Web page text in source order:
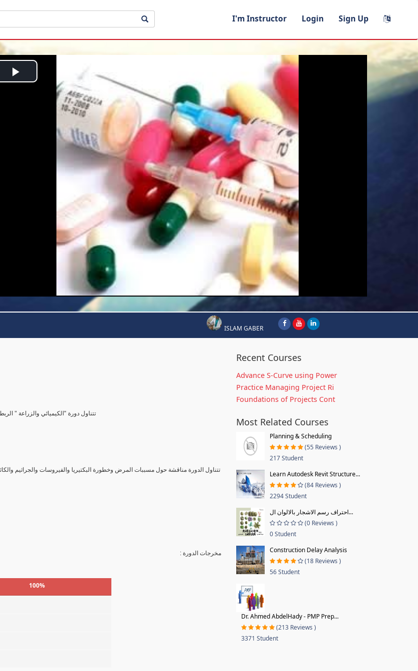
I'm Instructor Login Sign Up
Play
ISLAM GABER
تتناول دورة "الكيميائي والزراعة "
تتناول الدورة مناقشة حول مسببات المرض وخطورة البكتيريا والفيروسات والجراثيم
مخرجات الدورة :
100%
Recent Courses
Advance S-Curve using Power
Practice Managing Project Ri
Foundations of Projects Cont
Most Related Courses
Planning & Scheduling
(55 Reviews )
217 Student
Learn Autodesk Revit Structure...
(84 Reviews )
2294 Student
احتراف رسم الاشجار بالالوان ال...
(0 Reviews )
0 Student
Construction Delay Analysis
(18 Reviews )
56 Student
Dr. Ahmed AbdelHady - PMP Prep...
(213 Reviews )
3371 Student